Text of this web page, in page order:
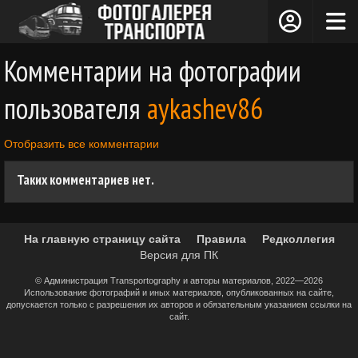
Комментарии на фотографии
пользователя aykashev86
Отобразить все комментарии
Таких комментариев нет.
На главную страницу сайта Правила
Редколлегия
Версия для ПК
© Администрация Transportography и авторы материалов, 2022—2026
Использование фотографий и иных материалов, опубликованных на сайте,
допускается только с разрешения их авторов и обязательным указанием ссылки на
сайт.